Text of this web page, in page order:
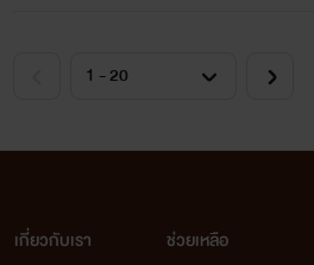
บำบัดราคี เล่ม 4 ตอน บทสรุปขอ
เกี่ยวกับเรา
ช่วยเหลือ